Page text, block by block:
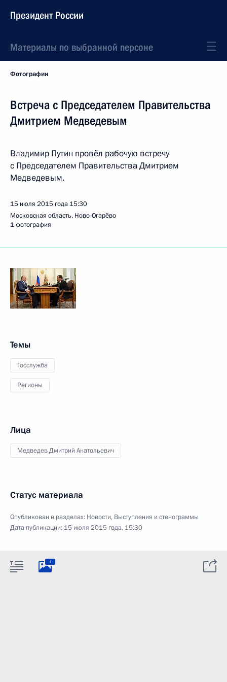
Президент России
Материалы по выбранной персоне
Фотографии
Встреча с Председателем Правительства
Дмитрием Медведевым
Владимир Путин провёл рабочую встречу
с Председателем Правительства Дмитрием
Медведевым.
15 июля 2015 года 15:30
Московская область, Ново-Огарёво
1 фотография
Темы
Госслужба
Регионы
Лица
Медведев Дмитрий Анатольевич
Статус материала
Опубликован в разделах: Новости, Выступления и стенограммы
Дата публикации: 15 июля 2015 года, 15:30
1